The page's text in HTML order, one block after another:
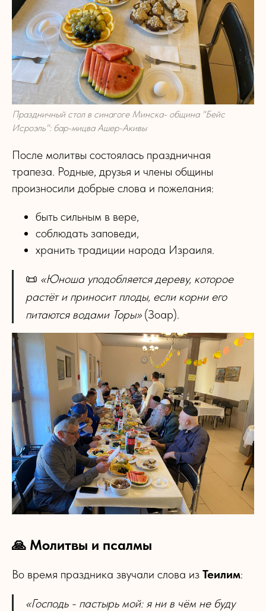
Праздничный стол в синагоге Минска- община "Бейс
Исроэль": бар-мицва Ашер-Акивы
После молитвы состоялась праздничная
трапеза. Родные, друзья и члены общины
произносили добрые слова и пожелания:
быть сильным в вере,
соблюдать заповеди,
хранить традиции народа Израиля.
📜 «Юноша уподобляется дереву, которое
растёт и приносит плоды, если корни его
питаются водами Торы»(Зоар).
🙏 Молитвы и псалмы
Во время праздника звучали слова из Теилим:
«Господь - пастырь мой: я ни в чём не буду